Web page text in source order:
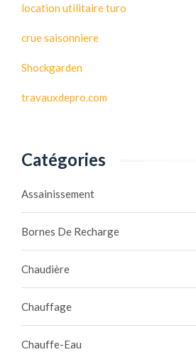
location utilitaire turo
crue saisonniere
Shockgarden
travauxdepro.com
Catégories
Assainissement
Bornes De Recharge
Chaudière
Chauffage
Chauffe-Eau